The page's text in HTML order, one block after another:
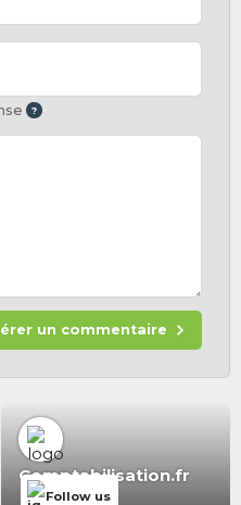
un commentaire
Comptabilisation.fr
Follow us